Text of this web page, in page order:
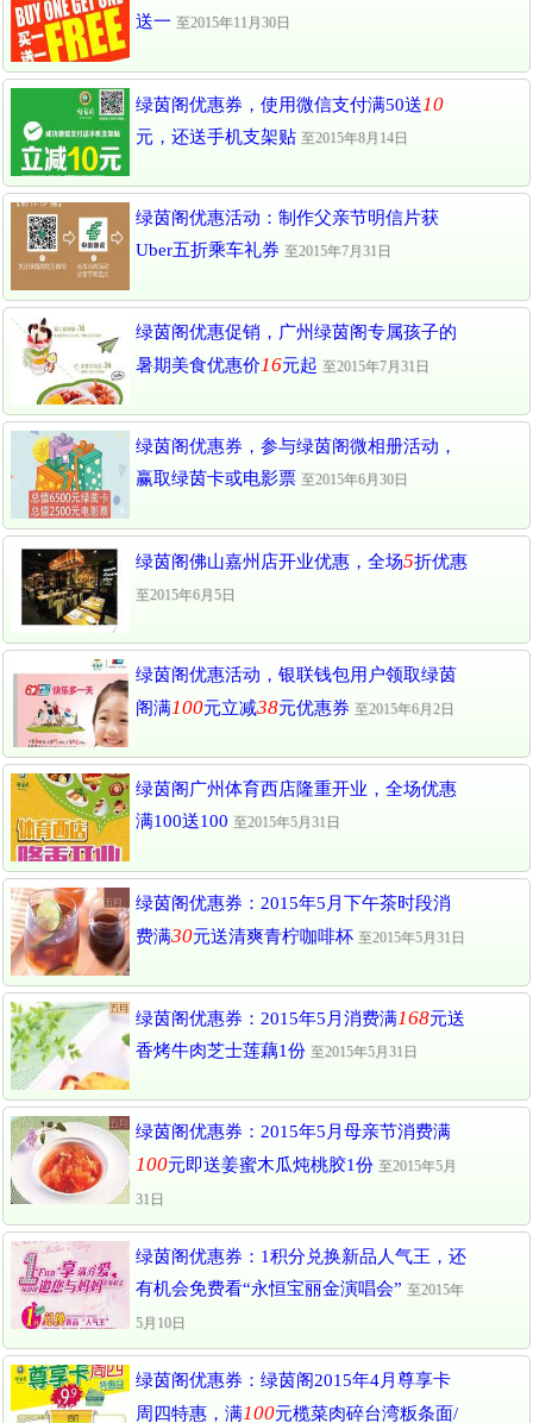
送一 至2015年11月30日
绿茵阁优惠券，使用微信支付满50送10
元，还送手机支架贴 至2015年8月14日
绿茵阁优惠活动：制作父亲节明信片获
Uber五折乘车礼券 至2015年7月31日
绿茵阁优惠促销，广州绿茵阁专属孩子的
暑期美食优惠价16元起 至2015年7月31日
绿茵阁优惠券，参与绿茵阁微相册活动，
赢取绿茵卡或电影票 至2015年6月30日
绿茵阁佛山嘉州店开业优惠，全场5折优惠
至2015年6月5日
绿茵阁优惠活动，银联钱包用户领取绿茵
阁满100元立减38元优惠券 至2015年6月2日
绿茵阁广州体育西店隆重开业，全场优惠
满100送100 至2015年5月31日
绿茵阁优惠券：2015年5月下午茶时段消
费满30元送清爽青柠咖啡杯 至2015年5月31日
绿茵阁优惠券：2015年5月消费满168元送
香烤牛肉芝士莲藕1份 至2015年5月31日
绿茵阁优惠券：2015年5月母亲节消费满
100元即送姜蜜木瓜炖桃胶1份 至2015年5月
31日
绿茵阁优惠券：1积分兑换新品人气王，还
有机会免费看“永恒宝丽金演唱会” 至2015年
5月10日
绿茵阁优惠券：绿茵阁2015年4月尊享卡
周四特惠，满100元榄菜肉碎台湾粄条面/